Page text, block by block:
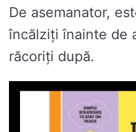
De asemanator,
încălziți înainte de
răcoriți după.